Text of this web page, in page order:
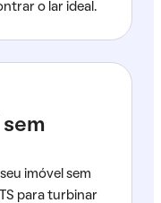
o lar ideal.
imóvel sem
para turbinar